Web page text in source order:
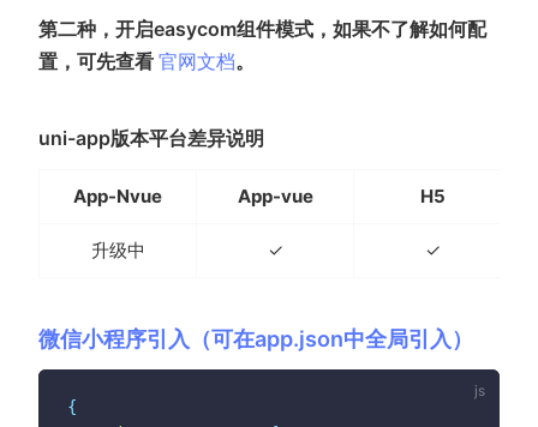
第二种，开启easycom组件模式，如果不了解如何配
置，可先查看 官网文档(opens new window)
。
uni-app版本平台差异说明
App-Nvue App-vue H5
升级中 ✓ ✓
微信小程序引入（可在app.json中全局引入）
{